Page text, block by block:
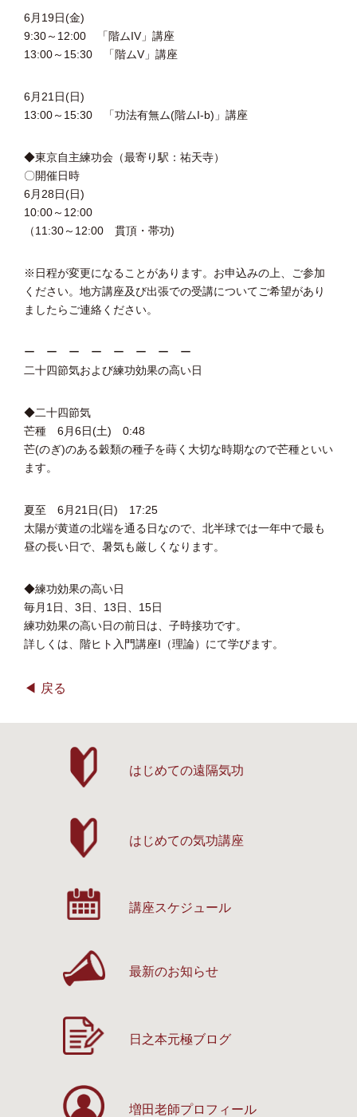
6月19日(金)
9:30～12:00 「階ムIV」講座
13:00～15:30 「階ムV」講座
6月21日(日)
13:00～15:30 「功法有無ム(階ムI-b)」講座
◆東京自主練功会（最寄り駅：祐天寺）
〇開催日時
6月28日(日)
10:00～12:00
（11:30～12:00 貫頂・帯功)
※日程が変更になることがあります。お申込みの上、ご参加
ください。地方講座及び出張での受講についてご希望があり
ましたらご連絡ください。
ー ー ー ー ー ー ー ー
二十四節気および練功効果の高い日
◆二十四節気
芒種 6月6日(土) 0:48
芒(のぎ)のある穀類の種子を蒔く大切な時期なので芒種といい
ます。
夏至 6月21日(日) 17:25
太陽が黄道の北端を通る日なので、北半球では一年中で最も
昼の長い日で、暑気も厳しくなります。
◆練功効果の高い日
毎月1日、3日、13日、15日
練功効果の高い日の前日は、子時接功です。
詳しくは、階ヒト入門講座I（理論）にて学びます。
戻る
はじめての遠隔気功
はじめての気功講座
講座スケジュール
最新のお知らせ
日之本元極ブログ
増田老師プロフィール